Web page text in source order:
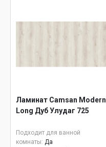
Ламинат Camsan Modern
Long Дуб Улудаг 725
Подходит для ванной
комнаты: Да